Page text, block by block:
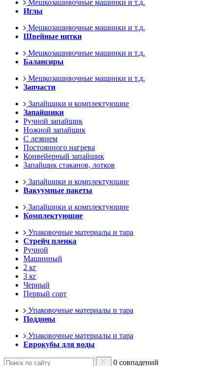
Мешкозашивочные машинки и т.д.
Иглы
Мешкозашивочные машинки и т.д.
Швейные нитки
Мешкозашивочные машинки и т.д.
Балансиры
Мешкозашивочные машинки и т.д.
Запчасти
Запайщики и комплектующие
Запайщики
Ручной запайщик
Ножной запайщик
С лезвием
Постоянного нагрева
Конвейерный запайщик
Запайщик стаканов, лотков
Запайщики и комплектующие
Вакуумные пакеты
Запайщики и комплектующие
Комплектующие
Упаковочные материалы и тара
Стрейч пленка
Ручной
Машинный
2 кг
3 кг
Черный
Первый сорт
Упаковочные материалы и тара
Поддоны
Упаковочные материалы и тара
Еврокубы для воды
0 совпадений